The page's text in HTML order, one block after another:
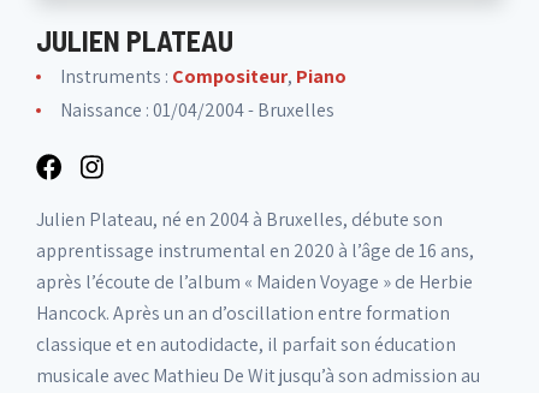
JULIEN PLATEAU
Instruments : Compositeur, Piano
Naissance : 01/04/2004 - Bruxelles
Julien Plateau, né en 2004 à Bruxelles, débute son
apprentissage instrumental en 2020 à l’âge de 16 ans,
après l’écoute de l’album « Maiden Voyage » de Herbie
Hancock. Après un an d’oscillation entre formation
classique et en autodidacte, il parfait son éducation
musicale avec Mathieu De Wit jusqu’à son admission au